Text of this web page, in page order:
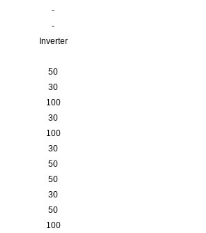
-
-
Inverter
50
30
100
30
100
30
50
50
30
50
100